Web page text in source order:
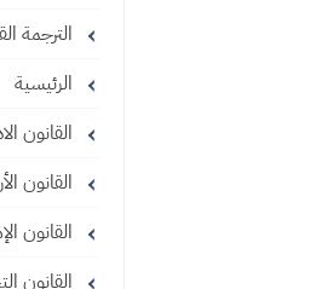
الترجمة
الرئيسية
القانون
القانون
القانون
القانون